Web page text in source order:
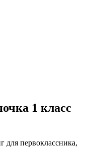
1 класс
для первоклассника,